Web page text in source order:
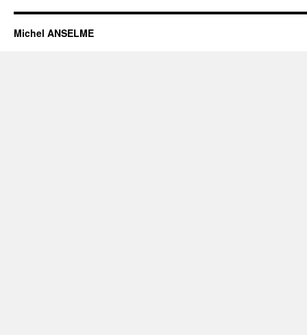
Michel ANSELME